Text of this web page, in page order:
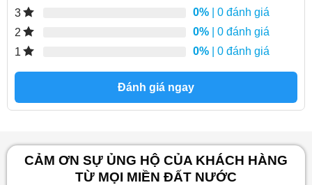
3
0% | 0 đánh giá
2
0% | 0 đánh giá
1
0% | 0 đánh giá
Đánh giá ngay
CẢM ƠN SỰ ỦNG HỘ CỦA KHÁCH HÀNG
TỪ MỌI MIỀN ĐẤT NƯỚC